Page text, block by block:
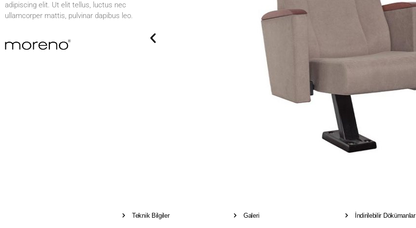
adipiscing elit. Ut elit tellus, luctus nec
ullamcorper mattis, pulvinar dapibus leo.
Teknik Bilgiler Galeri İndirilebilir Dökümanlar